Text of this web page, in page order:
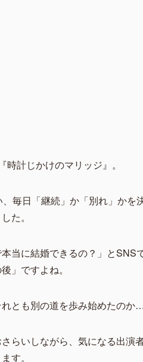
計じかけのマリッジ』。
毎日「継続」か「別れ」か
た。
当に結婚できるの？」とSNS
」ですよね。
とも別の道を歩み始めたのか
らいしながら、気になる出
す。